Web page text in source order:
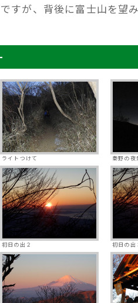
すが、背後に富士山を望
ライトつけて 秦野の夜
初日の出２ 初日の出